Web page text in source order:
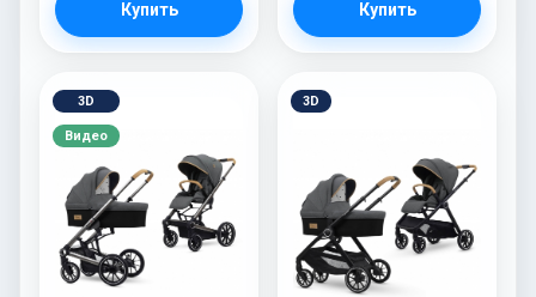
Купить Купить
3D
Видео
3D